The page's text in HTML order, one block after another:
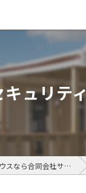
キュリティ
広島でトレーラーハウスなら合同会社サンクビジョン